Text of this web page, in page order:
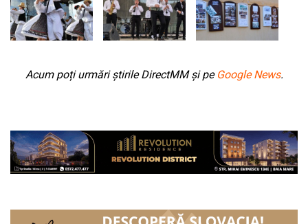
Acum poți urmări știrile DirectMM și pe Google News.